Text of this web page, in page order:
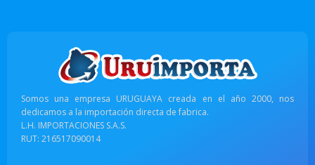
Somos una empresa URUGUAYA creada en el año 2000, nos
dedicamos a la importación directa de fabrica.
L.H. IMPORTACIONES S.A.S.
RUT: 216517090014